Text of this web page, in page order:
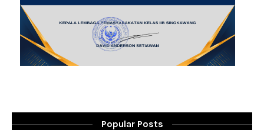
Popular Posts